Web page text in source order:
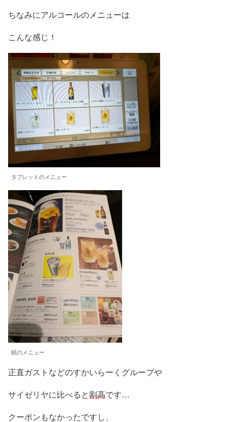
ちなみにアルコールのメニューは
こんな感じ！
タブレットのメニュー
紙のメニュー
正直ガストなどのすかいらーくグループや
サイゼリヤに比べると割高です…
クーポンもなかったですし、